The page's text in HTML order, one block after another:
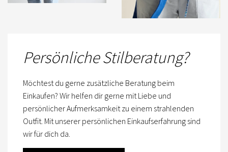
Persönliche Stilberatung?
Möchtest du gerne zusätzliche Beratung beim
Einkaufen? Wir helfen dir gerne mit Liebe und
persönlicher Aufmerksamkeit zu einem strahlenden
Outfit. Mit unserer persönlichen Einkaufserfahrung sind
wir für dich da.